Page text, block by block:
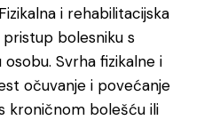
i rehabilitacijska
bolesniku s
Svrha fizikalne i
očuvanje i povećanje
kroničnom bolešću ili